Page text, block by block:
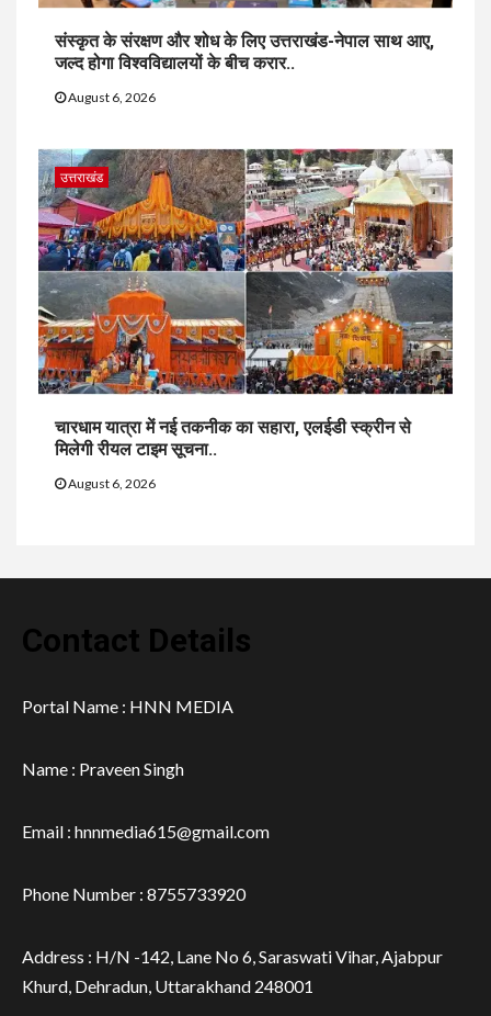
संस्कृत के संरक्षण और शोध के लिए उत्तराखंड-नेपाल साथ आए,
जल्द होगा विश्वविद्यालयों के बीच करार..
August 6, 2026
उत्तराखंड
चारधाम यात्रा में नई तकनीक का सहारा, एलईडी स्क्रीन से
मिलेगी रीयल टाइम सूचना..
August 6, 2026
Contact Details
Portal Name : HNN MEDIA
Name : Praveen Singh
Email : hnnmedia615@gmail.com
Phone Number : 8755733920
Address : H/N -142, Lane No 6, Saraswati Vihar, Ajabpur
Khurd, Dehradun, Uttarakhand 248001